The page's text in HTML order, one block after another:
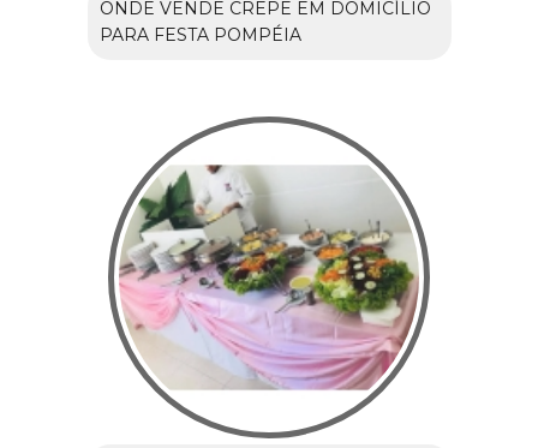
ONDE VENDE CREPE EM DOMICÍLIO
PARA FESTA POMPÉIA